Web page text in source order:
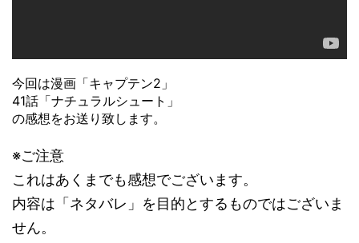
今回は漫画「キャプテン2」
41話「ナチュラルシュート」
の感想をお送り致します。
※ご注意
これはあくまでも感想でございます。
内容は「ネタバレ」を目的とするものではございま
せん。